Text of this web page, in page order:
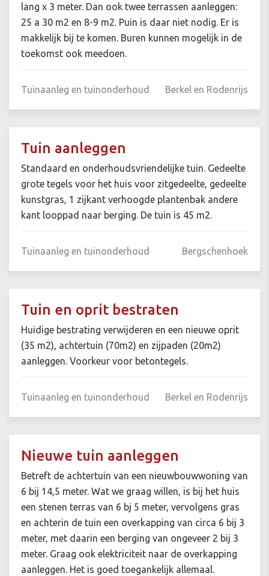
lang x 3 meter. Dan ook twee terrassen aanleggen:
25 a 30 m2 en 8-9 m2. Puin is daar niet nodig. Er is
makkelijk bij te komen. Buren kunnen mogelijk in de
toekomst ook meedoen.
Tuinaanleg en tuinonderhoud Berkel en Rodenrijs
Tuin aanleggen
Standaard en onderhoudsvriendelijke tuin. Gedeelte
grote tegels voor het huis voor zitgedeelte, gedeelte
kunstgras, 1 zijkant verhoogde plantenbak andere
kant looppad naar berging. De tuin is 45 m2.
Tuinaanleg en tuinonderhoud Bergschenhoek
Tuin en oprit bestraten
Huidige bestrating verwijderen en een nieuwe oprit
(35 m2), achtertuin (70m2) en zijpaden (20m2)
aanleggen. Voorkeur voor betontegels.
Tuinaanleg en tuinonderhoud Berkel en Rodenrijs
Nieuwe tuin aanleggen
Betreft de achtertuin van een nieuwbouwwoning van
6 bij 14,5 meter. Wat we graag willen, is bij het huis
een stenen terras van 6 bj 5 meter, vervolgens gras
en achterin de tuin een overkapping van circa 6 bij 3
meter, met daarin een berging van ongeveer 2 bij 3
meter. Graag ook elektriciteit naar de overkapping
aanleggen. Het is goed toegankelijk allemaal.